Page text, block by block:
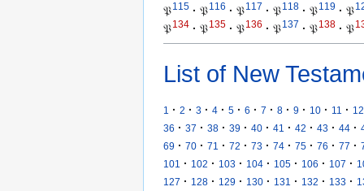
𝔓115 · 𝔓116 · 𝔓117 · 𝔓118 · 𝔓119 · 𝔓
𝔓134 · 𝔓135 · 𝔓136 · 𝔓137 · 𝔓138 · 𝔓
List of New
1 · 2 · 3 · 4 · 5 · 6 · 7 · 8 · 9 · 10 · 11 · 12
36 · 37 · 38 · 39 · 40 · 41 · 42 · 43 · 44 ·
69 · 70 · 71 · 72 · 73 · 74 · 75 · 76 · 77 ·
101
· 102 · 103 · 104 · 105 · 106 · 107 ·
127 · 128 · 129 · 130 · 131 · 132 · 133 ·